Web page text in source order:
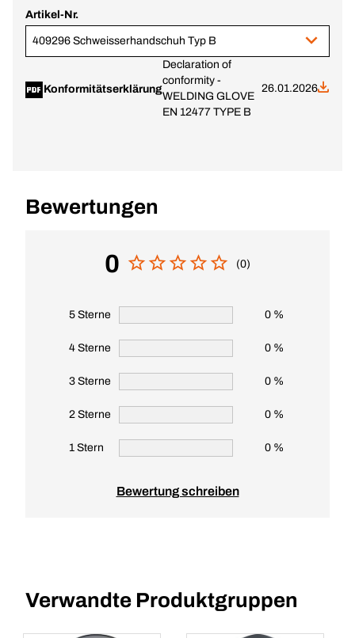
Artikel-Nr.
409296 Schweisserhandschuh Typ B
Konformitätserklärung
Declaration of
conformity -
WELDING GLOVE
EN 12477 TYPE B
26.01.2026
Bewertungen
0 (0)
5 Sterne 0 %
4 Sterne 0 %
3 Sterne 0 %
2 Sterne 0 %
1 Stern 0 %
Bewertung schreiben
Verwandte Produktgruppen